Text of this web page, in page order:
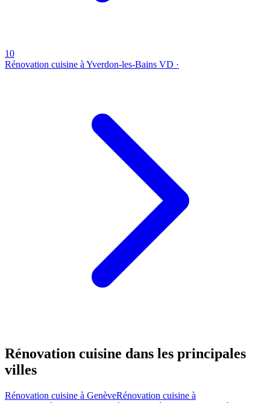
10
Rénovation cuisine à Yverdon-les-Bains VD ·
Rénovation cuisine dans les principales
villes
Rénovation cuisine à GenèveRénovation cuisine à